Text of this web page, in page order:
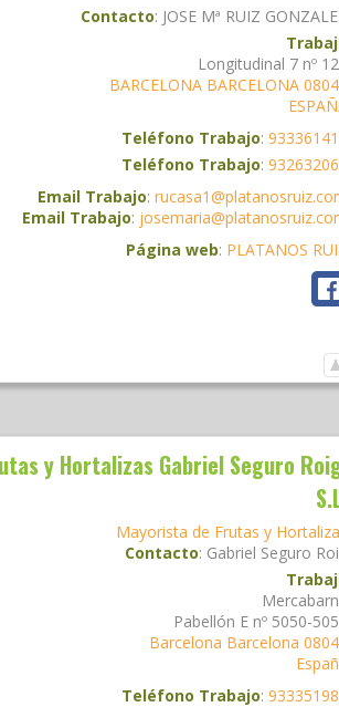
Contacto: JOSE Mª RUIZ
Longitudinal 7 nº
BARCELONA BARCELONA
Teléfono Trabajo:
Teléfono Trabajo:
Email Trabajo:
Email Trabajo:
Página web: PLATANOS
y Hortalizas Gabriel Seguro
Mayorista de Frutas y
Contacto: Gabriel Seguro
Pabellón E nº 5050-
Barcelona Barcelona
Teléfono Trabajo: